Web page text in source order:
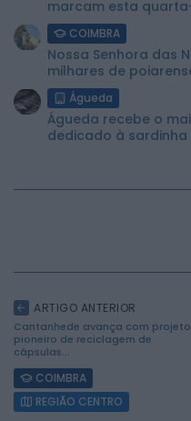
2026 Mundial FM.
marcam esta
COIMBRA
Nossa Senhora das
milhares de
Águeda
Águeda recebe o
dedicado à sardinha
ARTIGO ANTERIOR
Cantanhede avança com projeto
pioneiro de reciclagem de
cápsulas...
COIMBRA
REGIÃO CENTRO